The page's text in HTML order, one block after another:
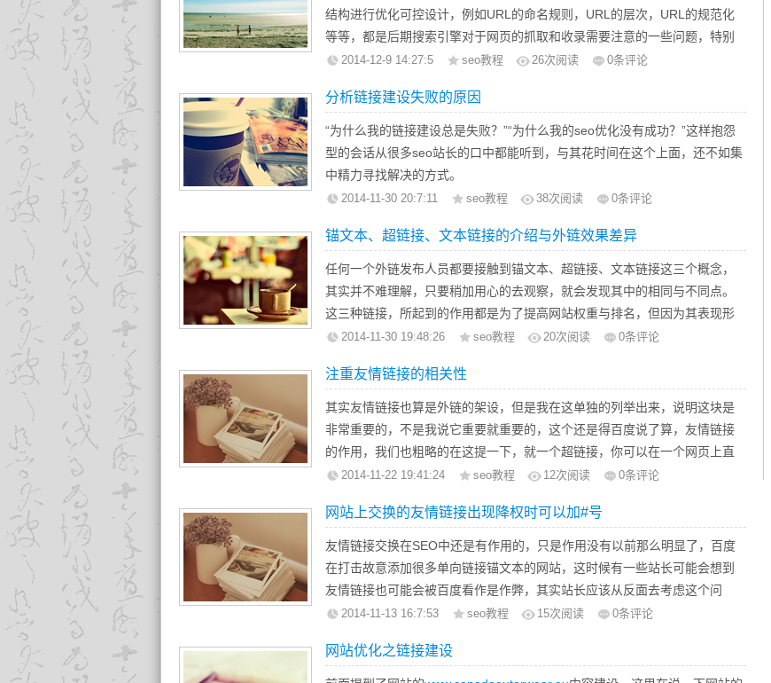
百度与其他搜索引擎能够准确识别纯文本url地址
结构进行优化可控设计，例如URL的命名规则，URL的层次，URL的规范化
等等，都是后期搜索引擎对于网页的抓取和收录需要注意的一些问题，特别
是对于网页URL结构的可控性就需要在架构URL的时候做到一定的前瞻性，
候就要考虑一个阶段性的可调整性。所以网站URL的结构优化还有很多需要
我们注意的地方，今天我就给大家分享一下自己的一些看法。
1、URL的命名规则
2014-12-9 14:27:5 seo教程 26次阅读 0条评论
分析链接建设失败的原因
“为什么我的链接建设总是失败？”“为什么我的seo优化没有成功？”这样抱怨
型的会话从很多seo站长的口中都能听到，与其花时间在这个上面，还不如集
中精力寻找解决的方式。
1、资源传播太薄弱
文案人员去联系，一个星期要获得30—50条有效链接，当然一个星期之后，
他失败了。链接建设不是一个可以快速致富的计划，它的实现过程需要逐步
完成。
链接建设项目需要投入充足的资源，这谈何容易，尤其是当你经营一个小企
业，一个良好的开端是聘请一个专业的链接建设工作者，确保并且监督它的
2014-11-30 20:7:11 seo教程 38次阅读 0条评论
锚文本、超链接、文本链接的介绍与外链效果差异
任何一个外链发布人员都要接触到锚文本、超链接、文本链接这三个概念，
其实并不难理解，只要稍加用心的去观察，就会发现其中的相同与不同点。
这三种链接，所起到的作用都是为了提高网站权重与排名，但因为其表现形
式的不同，所起的效果高低也不尽相同，下面先详细介绍一下各自的表现形
锚文本：百度 （这就是锚文本，可以点击的文字）
超链接：http://www.google.com.hk/（这就是超链接，可以点击的网址）
2014-11-30 19:48:26 seo教程 20次阅读 0条评论
注重友情链接的相关性
其实友情链接也算是外链的架设，但是我在这单独的列举出来，说明这块是
非常重要的，不是我说它重要就重要的，这个还是得百度说了算，友情链接
的作用，我们也粗略的在这提一下，就一个超链接，你可以在一个网页上直
接点击进入另一个网站上。比如说：你在别的网站主页上，友情链接那一栏
流量，另一方面可以加大被搜索的概率。
友情链接，也称为网站交换链接、互惠链接、互换链接、联盟链接等，是具
有一定资源互补优势的网站之间的简单合作形式，即分别在自己的网站上放
置对方网站的LOGO图片或文字的网站名称，并设置对方网站的超链接(点击
后，切换或弹出另一个新的页面)，使得用户可以从合作网站中发现自己的网
主要作用不在于可以给您的网站带来多少直接的访问量,而在于它会让搜索引
2014-11-22 19:41:24 seo教程 12次阅读 0条评论
网站上交换的友情链接出现降权时可以加#号
友情链接交换在SEO中还是有作用的，只是作用没有以前那么明显了，百度
在打击故意添加很多单向链接锚文本的网站，这时候有一些站长可能会想到
友情链接也可能会被百度看作是作弊，其实站长应该从反面去考虑这个问
题，百度越打击什么是不是证明什么对提升网站排名有帮助？
好了，今天主要还是说下“#”号在友情链接中的作用。
从百度现在的改变可以大致的看出百度有在仿谷歌的趋势，比如nofollow标签
2014-11-13 16:7:53 seo教程 15次阅读 0条评论
网站优化之链接建设